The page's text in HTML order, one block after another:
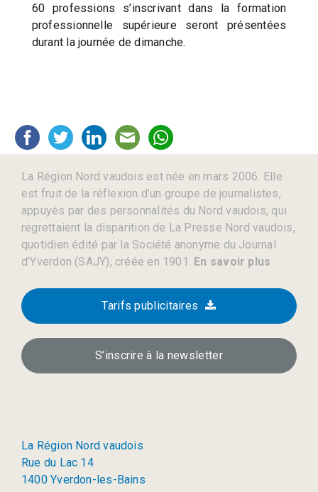
60 professions s’inscrivant dans la formation
professionnelle supérieure seront présentées
durant la journée de dimanche.
La Région Nord vaudois est née en mars 2006. Elle
est fruit de la réflexion d’un groupe de journalistes,
appuyés par des personnalités du Nord vaudois, qui
regrettaient la disparition de La Presse Nord vaudois,
quotidien édité par la Société anonyme du Journal
d’Yverdon (SAJY), créée en 1901. En savoir plus
Tarifs publicitaires
S’inscrire à la newsletter
La Région Nord vaudois
Rue du Lac 14
1400 Yverdon-les-Bains